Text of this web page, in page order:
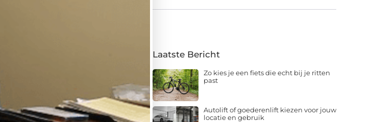
Laatste Bericht
Zo kies je een fiets die echt bij je ritten
past
Autolift of goederenlift kiezen voor jouw
locatie en gebruik